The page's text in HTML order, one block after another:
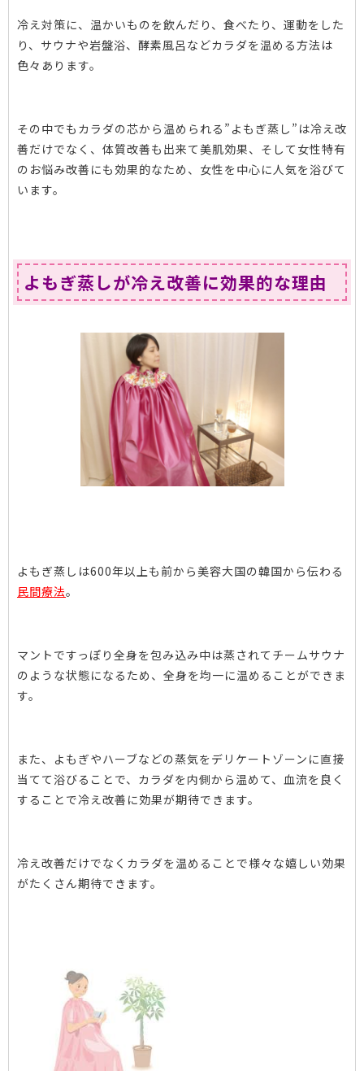
冷え対策に、温かいものを飲んだり、食べたり、運動をした
り、サウナや岩盤浴、酵素風呂などカラダを温める方法は
色々あります。
その中でもカラダの芯から温められる”よもぎ蒸し”は冷え改
善だけでなく、体質改善も出来て美肌効果、そして女性特有
のお悩み改善にも効果的なため、女性を中心に人気を浴びて
います。
よもぎ蒸しが冷え改善に効果的な理由
よもぎ蒸しは600年以上も前から美容大国の韓国から伝わる
民間療法。
マントですっぽり全身を包み込み中は蒸されてチームサウナ
のような状態になるため、全身を均一に温めることができま
す。
また、よもぎやハーブなどの蒸気をデリケートゾーンに直接
当てて浴びることで、カラダを内側から温めて、血流を良く
することで冷え改善に効果が期待できます。
冷え改善だけでなくカラダを温めることで様々な嬉しい効果
がたくさん期待できます。